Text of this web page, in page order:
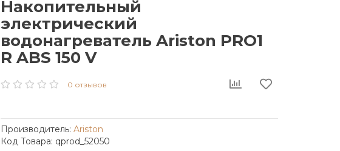
Накопительный
электрический
водонагреватель Ariston PRO1
R ABS 150 V
0 отзывов
Производитель: Ariston
Код Товара: qprod_52050